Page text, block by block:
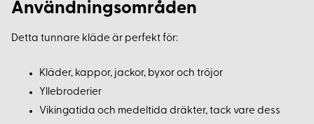
Användningsområden
Detta tunnare kläde är perfekt för:
Kläder, kappor, jackor, byxor och tröjor
Yllebroderier
Vikingatida och medeltida dräkter, tack vare dess